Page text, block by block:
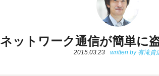
ネットワーク通信が簡単に
2015.03.23